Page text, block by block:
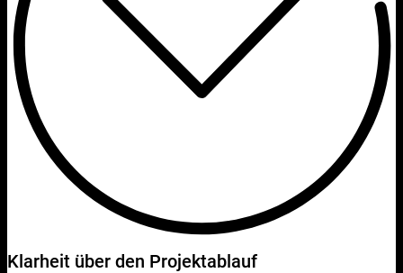
Klarheit über den Projektablauf